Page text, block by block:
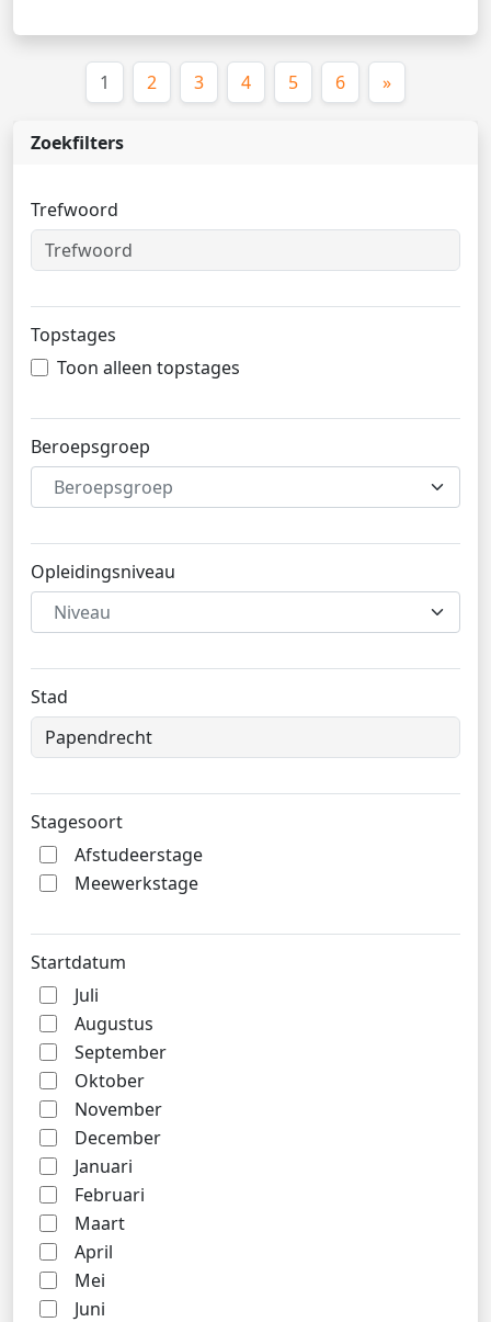
Zoekfilters
Trefwoord
Topstages
Toon alleen topstages
Beroepsgroep
Beroepsgroep
Opleidingsniveau
Niveau
Stad
Stagesoort
Afstudeerstage
Meewerkstage
Startdatum
Juli
Augustus
September
Oktober
November
December
Januari
Februari
Maart
April
Mei
Juni
1 (huidige)
2 3 4 5 6 »